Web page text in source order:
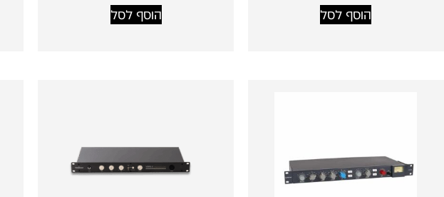
הוסף לסל הוסף לסל